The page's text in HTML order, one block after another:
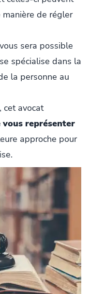
de régler
sera possible
spécialise dans la
la personne au
cet avocat
vous représenter
approche pour